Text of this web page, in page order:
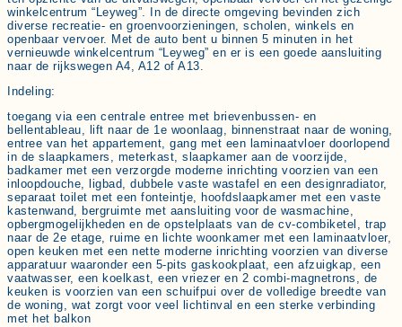
winkelcentrum “Leyweg”. In de directe omgeving bevinden zich
diverse recreatie- en groenvoorzieningen, scholen, winkels en
openbaar vervoer. Met de auto bent u binnen 5 minuten in het
vernieuwde winkelcentrum “Leyweg” en er is een goede aansluiting
naar de rijkswegen A4, A12 of A13.
Indeling:
toegang via een centrale entree met brievenbussen- en
bellentableau, lift naar de 1e woonlaag, binnenstraat naar de woning,
entree van het appartement, gang met een laminaatvloer doorlopend
in de slaapkamers, meterkast, slaapkamer aan de voorzijde,
badkamer met een verzorgde moderne inrichting voorzien van een
inloopdouche, ligbad, dubbele vaste wastafel en een designradiator,
separaat toilet met een fonteintje, hoofdslaapkamer met een vaste
kastenwand, bergruimte met aansluiting voor de wasmachine,
opbergmogelijkheden en de opstelplaats van de cv-combiketel, trap
naar de 2e etage, ruime en lichte woonkamer met een laminaatvloer,
open keuken met een nette moderne inrichting voorzien van diverse
apparatuur waaronder een 5-pits gaskookplaat, een afzuigkap, een
vaatwasser, een koelkast, een vriezer en 2 combi-magnetrons, de
keuken is voorzien van een schuifpui over de volledige breedte van
de woning, wat zorgt voor veel lichtinval en een sterke verbinding
met het balkon